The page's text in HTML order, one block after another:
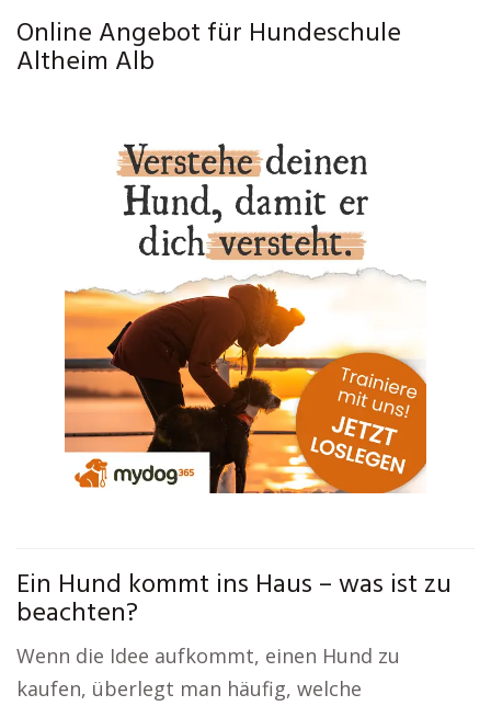
Online Angebot für Hundeschule
Altheim Alb
Ein Hund kommt ins Haus – was ist zu
beachten?
Wenn die Idee aufkommt, einen Hund zu
kaufen, überlegt man häufig, welche